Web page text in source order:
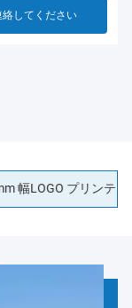
絡してください
プリンティング